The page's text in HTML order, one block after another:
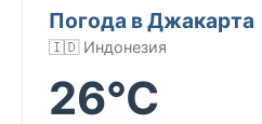
Погода в Джакарта
🇮🇩 Индонезия
26°C